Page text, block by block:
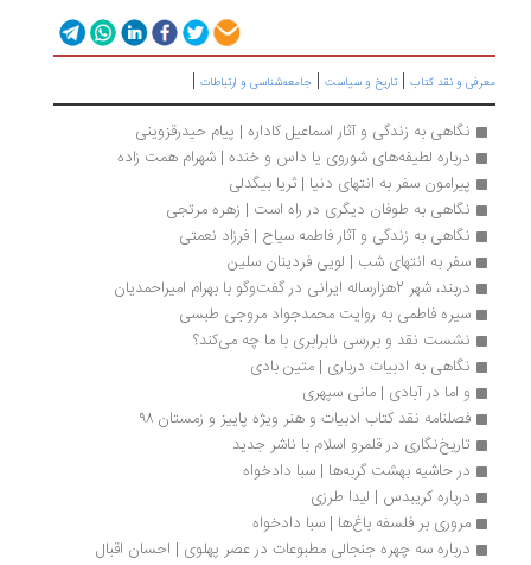
و نقد کتاب|تاریخ و سیاست |جامعه‌شناسی و ارتباطات |
نگاهی به زندگی و آثار اسماعیل کاداره | پیام حیدرقزوینی
درباره لطیفه‌‌‌‌‌‌های شوروی یا داس و خنده | شهرام همت زاده
پیرامون سفر به انتهای دنیا | ثریا بیگدلی
نگاهی به طوفان دیگری در راه است | زهره مرتجی
نگاهی به زندگی و آثار فاطمه سیاح | فرزاد نعمتی
سفر به انتهای شب | لویی فردینان سلین
دربند، شهر 2هزارساله ایرانی در گفت‌وگو با بهرام امیراحمدیان
سیره فاطمی به روایت محمدجواد مروجی طبسی
نشست نقد و بررسی نابرابری با ما چه می‌کند؟
نگاهی به ادبیات درباری | متین بادی
و اما در آبادی | مانی سپهری
فصلنامه نقد کتاب ادبیات و هنر ویژه پاییز و زمستان ۹۸
تاریخ‌نگاری در قلمرو اسلام با ناشر جدید
در حاشیه بهشت گربه‌ها | سبا دادخواه
درباره کریبدس | لیدا طرزی
مروری بر فلسفه باغ‌‏ها | سبا دادخواه
درباره سه چهره جنجالی مطبوعات در عصر پهلوی | احسان اقبال